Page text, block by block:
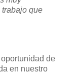
que
de
en nuestro